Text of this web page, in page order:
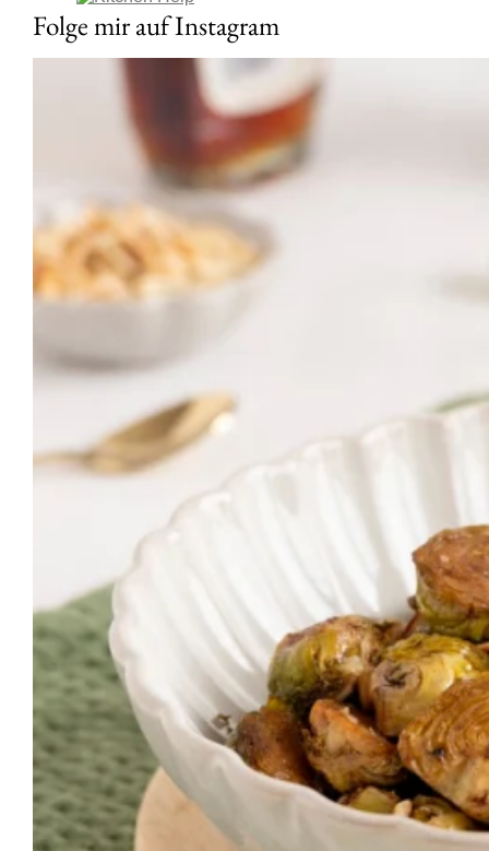
Folge mir auf Instagram